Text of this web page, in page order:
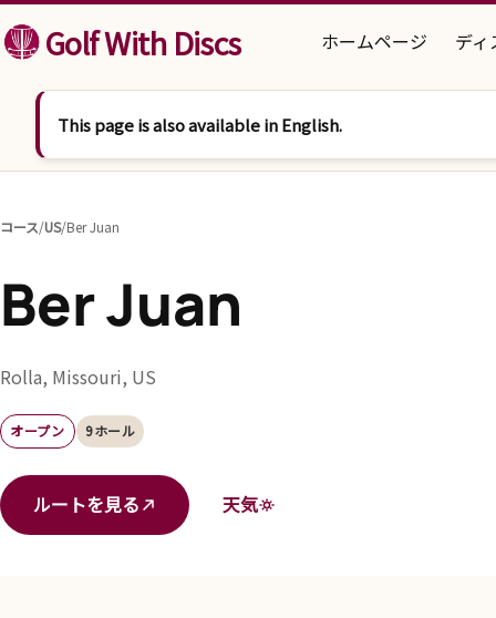
コンテンツへスキップ
Golf With Discs ホームページ デ
This page is also available in English.
コース/US/Ber Juan
Ber Juan
Rolla, Missouri, US
オープン 9ホール
ルートを見る 天気